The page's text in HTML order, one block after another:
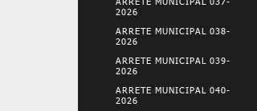
2026
ARRETE MUNICIPAL 038-
2026
ARRETE MUNICIPAL 039-
2026
ARRETE MUNICIPAL 040-
2026